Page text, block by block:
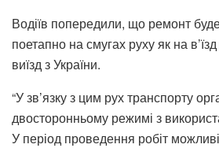
Водіїв попередили, що ремонт
поетапно на смугах руху як на
виїзд з України.
“У зв’язку з цим рух транспорту
двосторонньому режимі з
У період проведення робіт